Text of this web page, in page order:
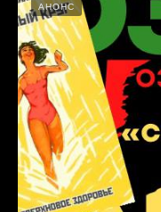
АНОНС